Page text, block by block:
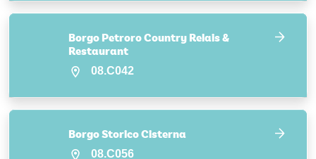
Borgo Petroro Country Relais &
Restaurant
08.C042
Borgo Storico Cisterna
08.C056